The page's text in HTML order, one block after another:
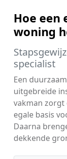
Hoe een
woning
specialist
Een
uitgebreide
vakman zorgt
egale basis
Daarna
dekkende